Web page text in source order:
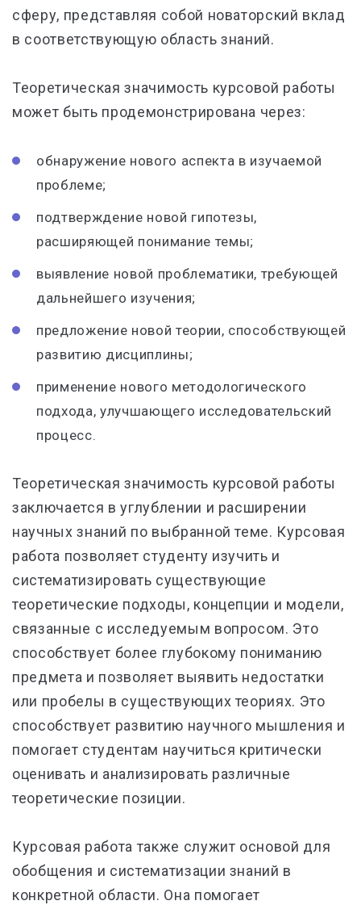
сферу, представляя собой новаторский вклад
в соответствующую область знаний.
Теоретическая значимость курсовой работы
может быть продемонстрирована через:
обнаружение нового аспекта в изучаемой
проблеме;
подтверждение новой гипотезы,
расширяющей понимание темы;
выявление новой проблематики, требующей
дальнейшего изучения;
предложение новой теории, способствующей
развитию дисциплины;
применение нового методологического
подхода, улучшающего исследовательский
процесс.
Теоретическая значимость курсовой работы
заключается в углублении и расширении
научных знаний по выбранной теме. Курсовая
работа позволяет студенту изучить и
систематизировать существующие
теоретические подходы, концепции и модели,
связанные с исследуемым вопросом. Это
способствует более глубокому пониманию
предмета и позволяет выявить недостатки
или пробелы в существующих теориях. Это
способствует развитию научного мышления и
помогает студентам научиться критически
оценивать и анализировать различные
теоретические позиции.
Курсовая работа также служит основой для
обобщения и систематизации знаний в
конкретной области. Она помогает